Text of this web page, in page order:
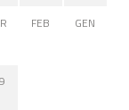
FEB GEN